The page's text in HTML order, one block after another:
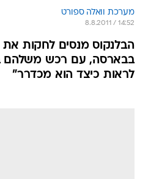
מערכת וואלה ספורט
8.8.2011 / 14:52
הבלנקוס מנסים לחקות
בבארסה, עם רכש משלהם
לראות כיצד הוא מכדרר"